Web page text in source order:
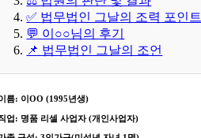
✅ 법무법인 그날의 조력 포인트
💬 이○○님의 후기
📌 법무법인 그날의 조언
름: 이OO (1995년생)
업: 명품 리셀 사업자 (개인사업자)